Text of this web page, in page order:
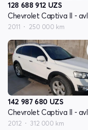
128 688 912 UZS
Chevrolet Captiva II -
2011 250 000 km
142 987 680 UZS
Chevrolet Captiva II -
2012 312 000 km